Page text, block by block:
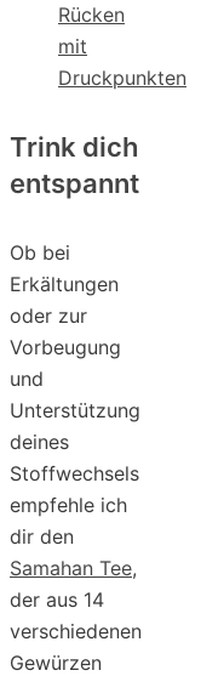
Rücken
mit
Druckpunkten
Trink dich
entspannt
Ob bei
Erkältungen
oder zur
Vorbeugung
und
Unterstützung
deines
Stoffwechsels
empfehle ich
dir den
Samahan Tee,
der aus 14
verschiedenen
Gewürzen